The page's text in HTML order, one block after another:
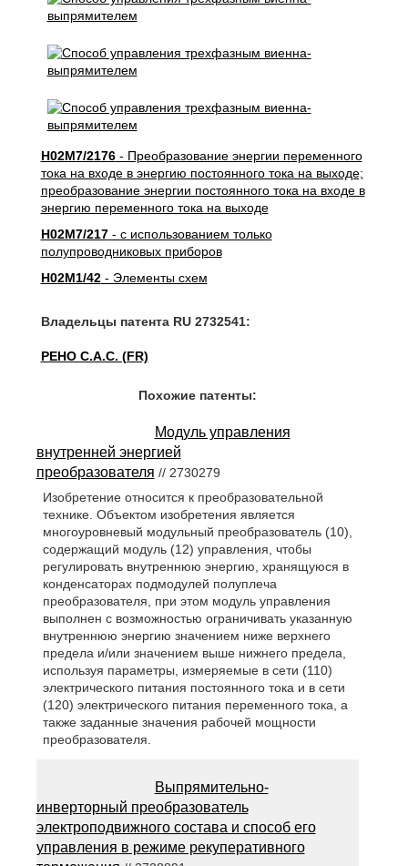
H02M7/2176- Преобразование энергии переменного
тока на входе в энергию постоянного тока на выходе;
преобразование энергии постоянного тока на входе в
энергию переменного тока на выходе
H02M7/217- с использованием только
полупроводниковых приборов
H02M1/42- Элементы схем
Владельцы патента RU 2732541:
РЕНО С.А.С. (FR)
Похожие патенты:
Модуль управления
внутренней энергией
преобразователя // 2730279
Изобретение относится к преобразовательной
технике. Объектом изобретения является
многоуровневый модульный преобразователь (10),
содержащий модуль (12) управления, чтобы
регулировать внутреннюю энергию, хранящуюся в
конденсаторах подмодулей полуплеча
преобразователя, при этом модуль управления
выполнен с возможностью ограничивать указанную
внутреннюю энергию значением ниже верхнего
предела и/или значением выше нижнего предела,
используя параметры, измеряемые в сети (110)
электрического питания постоянного тока и в сети
(120) электрического питания переменного тока, а
также заданные значения рабочей мощности
преобразователя.
Выпрямительно-
инверторный преобразователь
электроподвижного состава и способ его
управления в режиме рекуперативного